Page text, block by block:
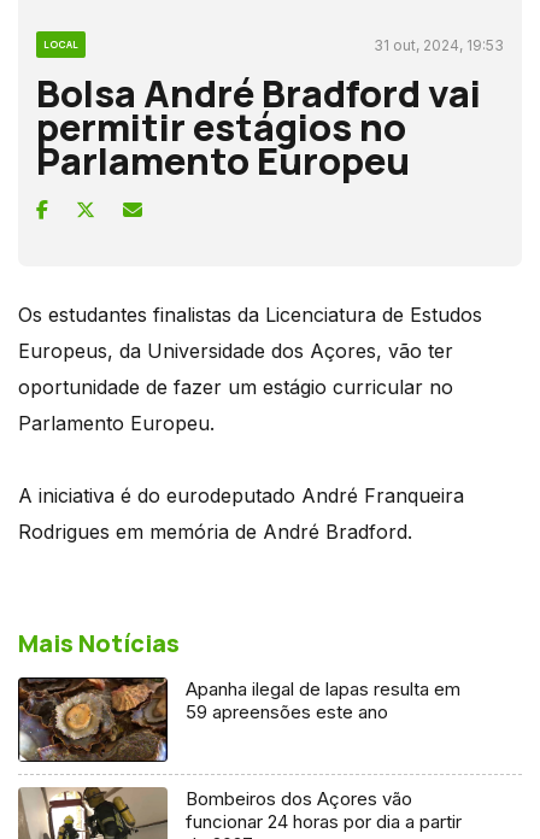
LOCAL 31 out, 2024, 19:53
Bolsa André Bradford vai
permitir estágios no
Parlamento Europeu
Os estudantes finalistas da Licenciatura de Estudos
Europeus, da Universidade dos Açores, vão ter
oportunidade de fazer um estágio curricular no
Parlamento Europeu.
A iniciativa é do eurodeputado André Franqueira
Rodrigues em memória de André Bradford.
Mais Notícias
Apanha ilegal de lapas resulta em
59 apreensões este ano
Bombeiros dos Açores vão
funcionar 24 horas por dia a partir